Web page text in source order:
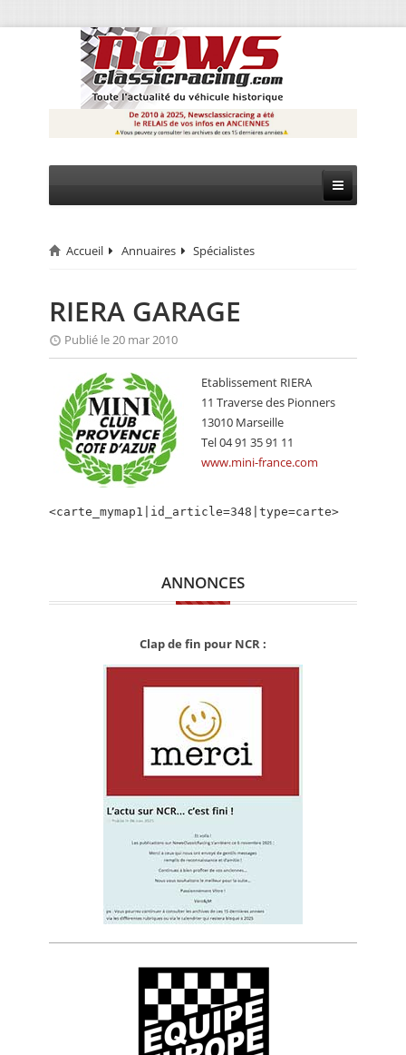
CIRCUIT
RALLYE
MONTAGNE
EVÈNEMENTS
CALENDRIER
FOCUS
Accueil Annuaires Spécialistes
RIERA GARAGE
Publié le 20 mar 2010
Etablissement RIERA
11 Traverse des Pionners
13010 Marseille
Tel 04 91 35 91 11
www.mini-france.com
<carte_mymap1|id_article=348|type=carte>
ANNONCES
Clap de fin pour NCR :